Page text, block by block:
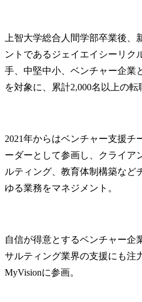
上智大学総合人間学部卒業後、
ントであるジェイエイシーリク
手、中堅中小、ベンチャー企業
を対象に、累計2,000名以上の転
2021年からはベンチャー支援チ
ーダーとして参画し、クライア
ルティング、教育体制構築など
ゆる業務をマネジメント。
自信が得意とするベンチャー企
サルティング業界の支援にも注
MyVisionに参画。